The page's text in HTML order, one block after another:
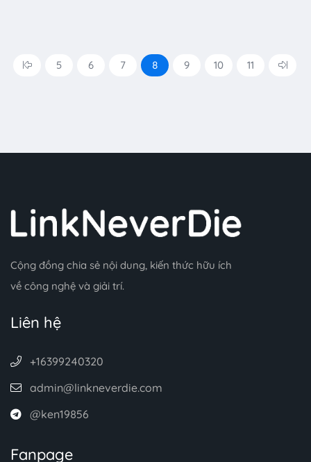
5 6 7 8 9 10 11
Cộng đồng chia sẻ nội dung, kiến thức hữu ích
về công nghệ và giải trí.
Liên hệ
+16399240320
admin@linkneverdie.com
@ken19856
Fanpage